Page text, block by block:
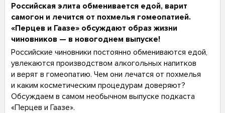
Российская элита обменивается едой, варит
самогон и лечится от похмелья гомеопатией.
«Перцев и Гаазе» обсуждают образ жизни
чиновников — в новогоднем выпуске!
Российские чиновники постоянно обмениваются едой,
увлекаются производством алкогольных напитков
и верят в гомеопатию. Чем они лечатся от похмелья
и каким косметическим процедурам доверяют?
Обсуждаем в самом необычном выпуске подкаста
«Перцев и Гаазе».